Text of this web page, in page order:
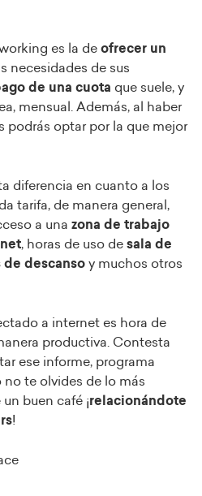
es la de ofrecer un
necesidades de sus
de una cuota que suele, y
mensual. Además, al haber
podrás optar por la que mejor
diferencia en cuanto a los
tarifa, de manera general,
a una zona de trabajo
, horas de uso de sala de
de descanso y muchos otros
a internet es hora de
productiva. Contesta
ese informe, programa
te olvides de lo más
buen café ¡relacionándote
!